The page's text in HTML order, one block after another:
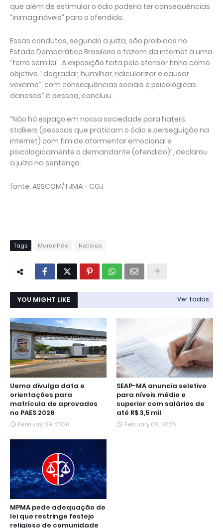
que além de estimular o ódio poderia ter consequências
“inimagináveis” para o ofendido.
Essas condutas, segundo a juíza, são proibidas no
Estado Democrático Brasileiro e fazem da internet a uma
“terra sem lei”. A exposição feita pelo ofensor tinha como
objetivo “ degradar, humilhar, ridicularizar e causar
vexame”, com consequências sociais e psicológicas
danosas” à pessoa, concluiu.
“Não há espaço em nossa sociedade para haters,
stalkers (pessoas que praticam o ódio e perseguição na
internet) com fim de atormentar emocional e
psicologicamente o demandante (ofendido)”, declarou
a juíza na sentença.
fonte: ASSCOM/TJMA - CGJ
Tags Maranhão Notícias
YOU MIGHT LIKE Ver todos
Uema divulga data e
orientações para
matrícula de aprovados
no PAES 2026
February 09, 2026
SEAP-MA anuncia seletivo
para níveis médio e
superior com salários de
até R$ 3,5 mil
February 09, 2026
MPMA pede adequação de
lei que restringe festejo
religioso de comunidade